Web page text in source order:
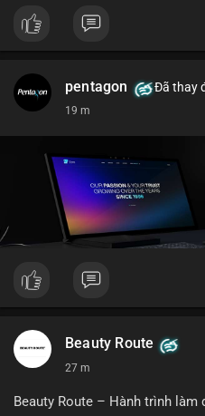
pentagon Đã thay
19 m
Beauty Route
27 m
Beauty Route – Hành trình làm